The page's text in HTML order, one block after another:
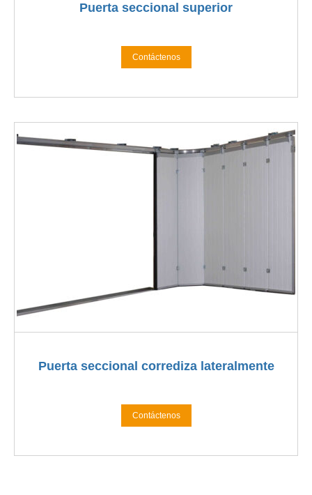
Puerta seccional superior
Contáctenos
Puerta seccional corrediza lateralmente
Contáctenos